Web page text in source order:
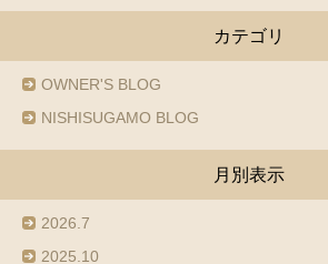
カテゴリ
OWNER'S BLOG
NISHISUGAMO BLOG
月別表示
2026.7
2025.10